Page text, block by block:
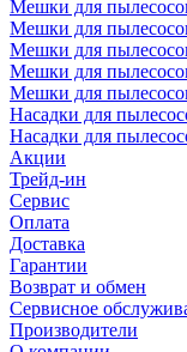
Мешки для
Мешки для
Мешки для
Мешки для
Мешки для
Насадки для
Насадки для
Акции
Трейд-ин
Сервис
Оплата
Доставка
Гарантии
Возврат и обмен
Сервисное
Производители